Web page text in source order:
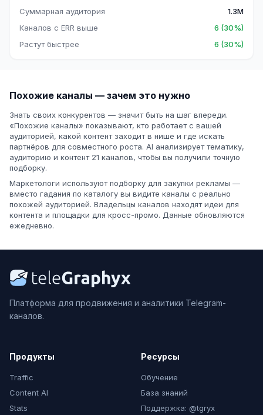
Суммарная аудитория
1.3M
Каналов с ERR выше
6 (30%)
Растут быстрее
6 (30%)
Похожие каналы — зачем это нужно
Знать своих конкурентов — значит быть на шаг впереди.
«Похожие каналы» показывают, кто работает с вашей
аудиторией, какой контент заходит в нише и где искать
партнёров для совместного роста. AI анализирует тематику,
аудиторию и контент 21 каналов, чтобы вы получили точную
подборку.
Маркетологи используют подборку для закупки рекламы —
вместо гадания по каталогу вы видите каналы с реально
похожей аудиторией. Владельцы каналов находят идеи для
контента и площадки для кросс-промо. Данные обновляются
ежедневно.
Платформа для продвижения и аналитики Telegram-
каналов.
Продукты
Traffic
Content AI
Stats
Ресурсы
Обучение
База знаний
Поддержка: @tgryx